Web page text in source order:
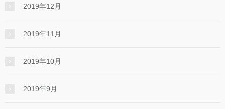
2019年12月
2019年11月
2019年10月
2019年9月